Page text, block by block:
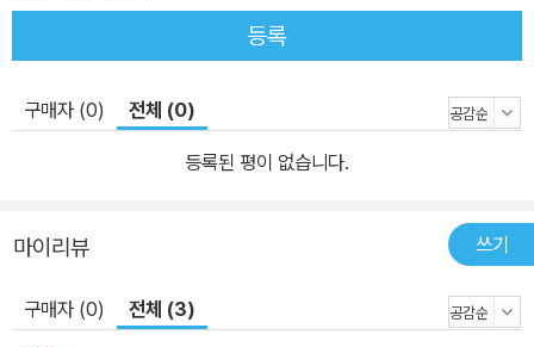
등록
구매자 (0) 전체 (0)
등록된 평이 없습니다.
마이리뷰 쓰기
구매자 (0) 전체 (3)